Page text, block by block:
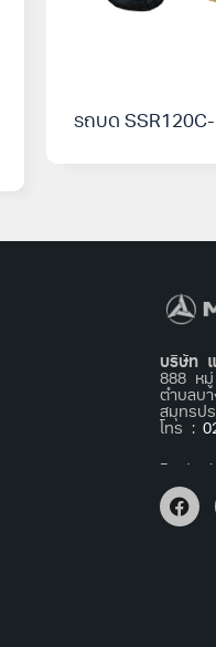
รถบด
บริษัท
888 ห
ตำบลบ
สมุทรป
โทร :